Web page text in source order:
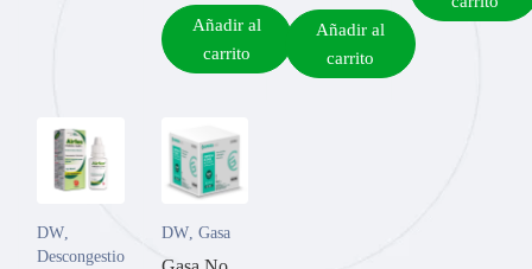
Añadir al
carrito
Añadir al
carrito
DW,
Descongestionantes
DW, Gasa